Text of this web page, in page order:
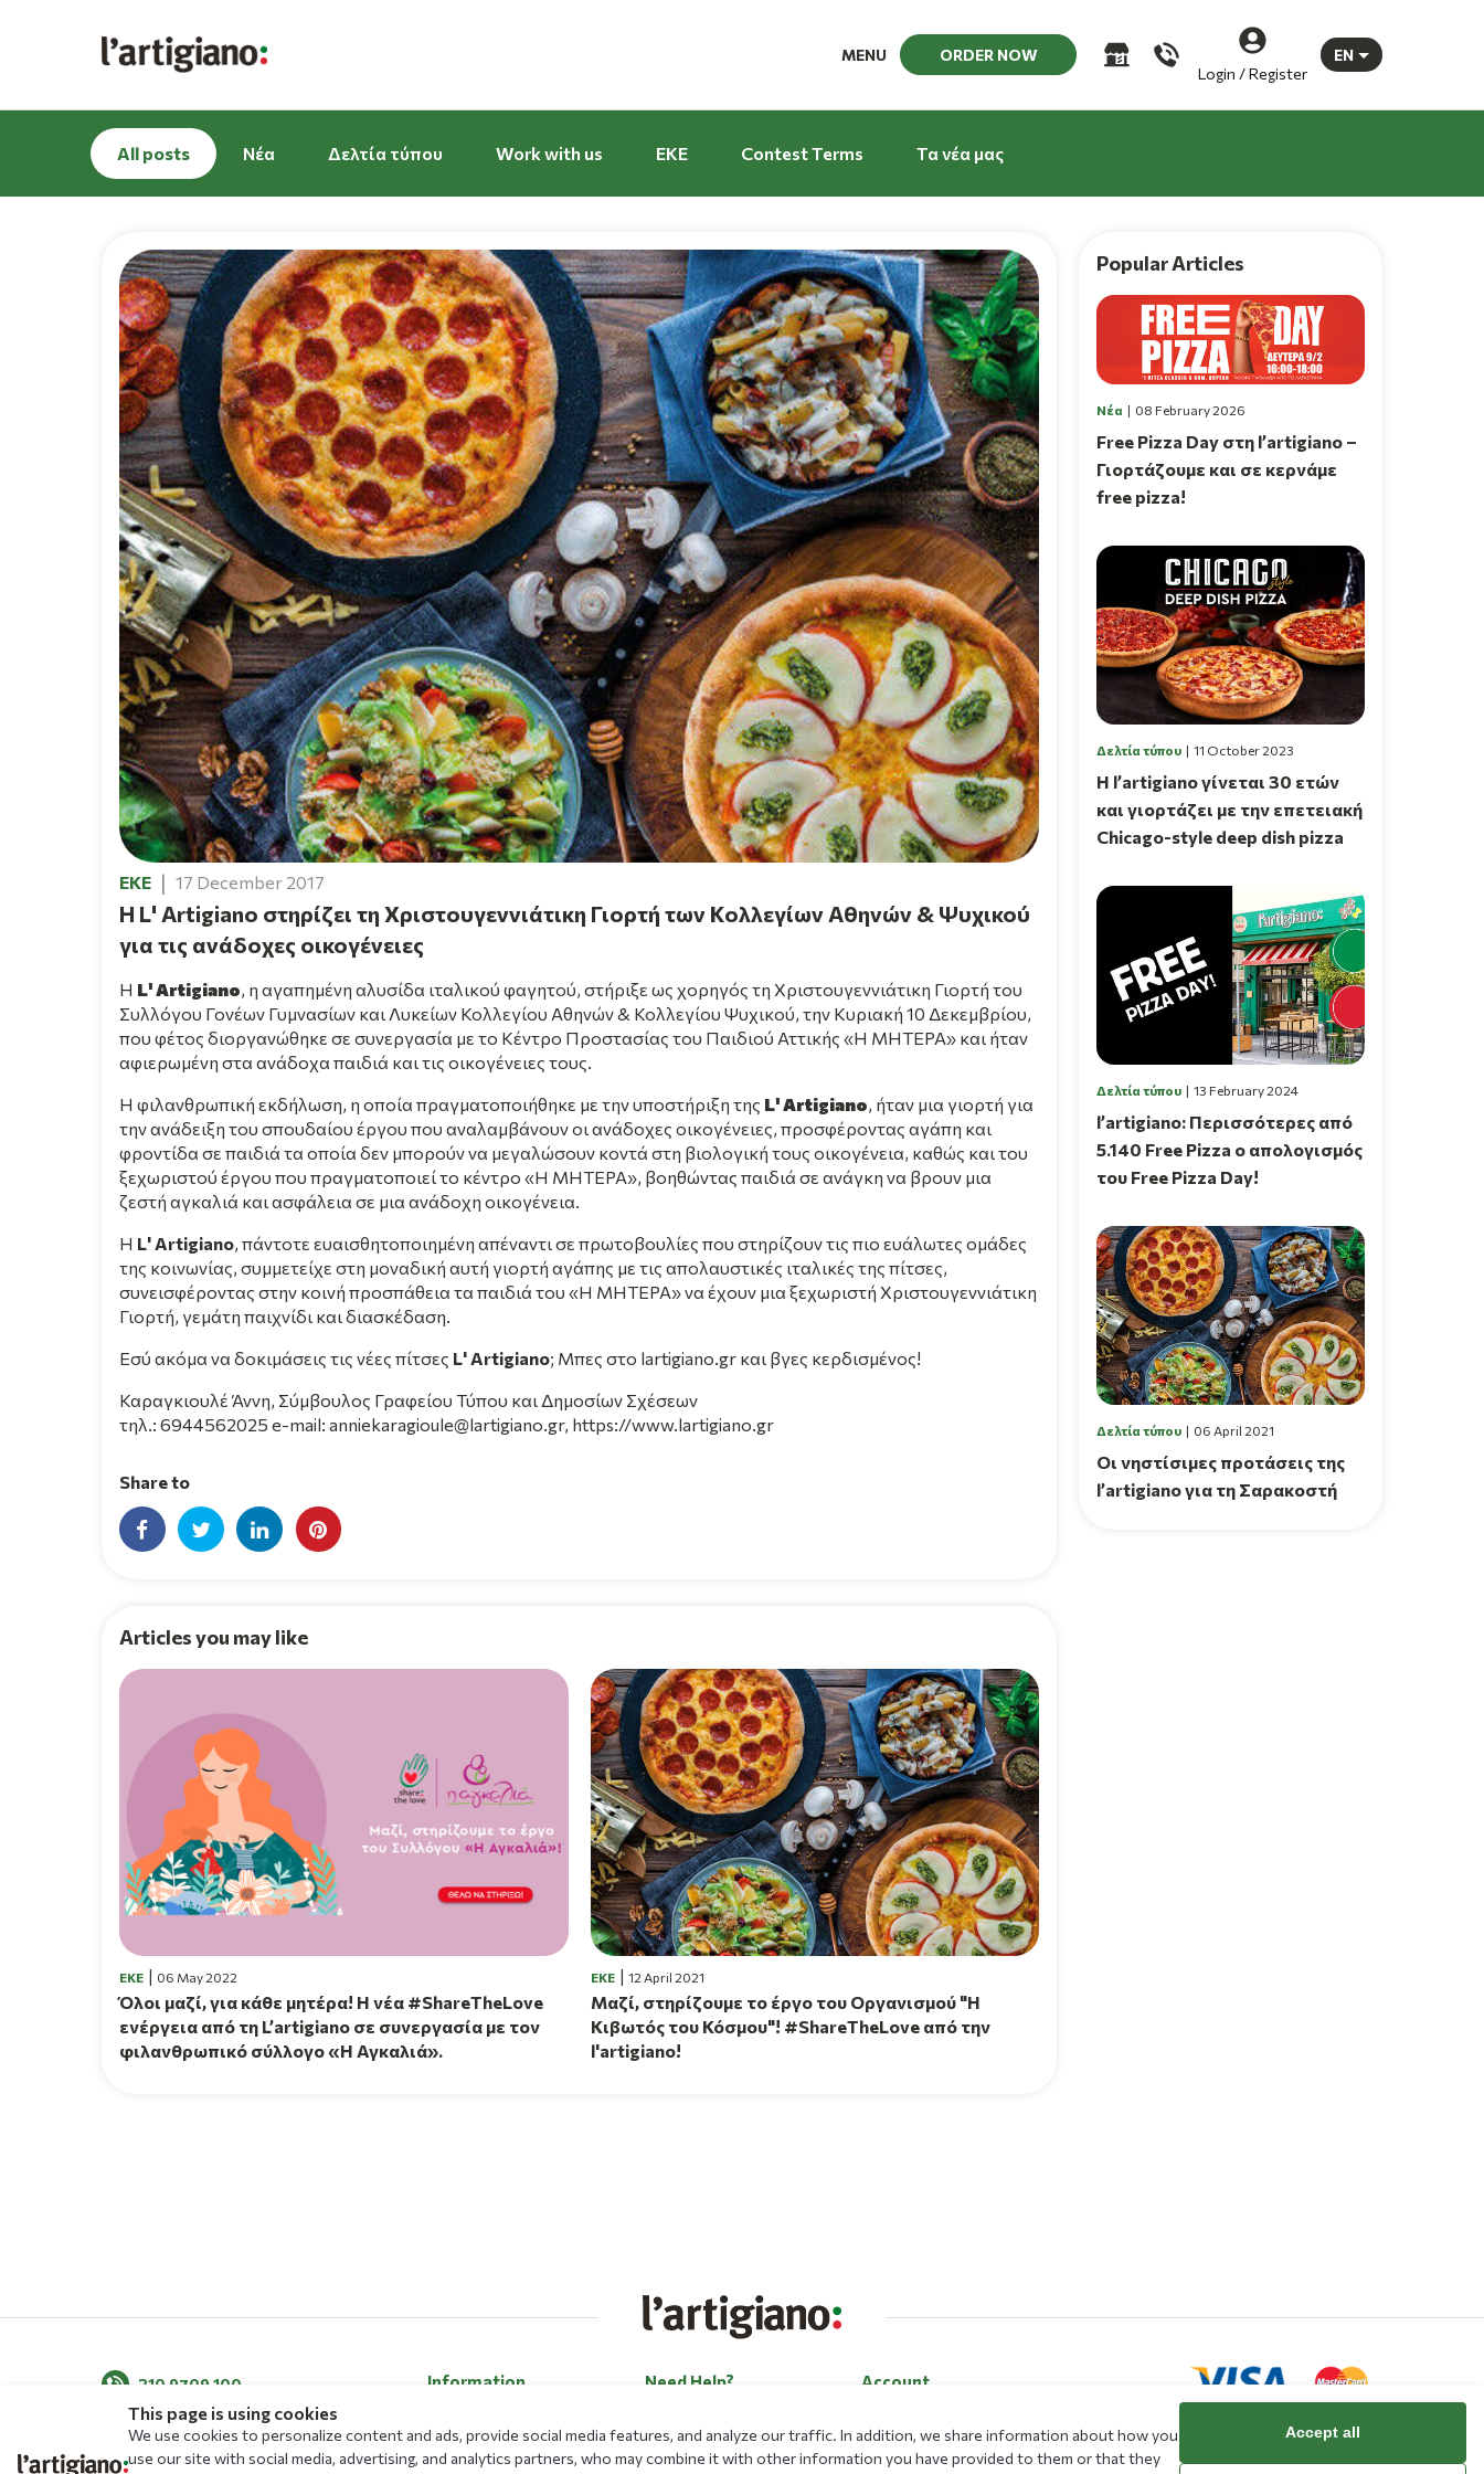
MENU
ORDER NOW
Login / Register
EN
All posts Νέα Δελτία τύπου Work with us EKE Contest Terms Τα νέα μας
EKE 17 December 2017
Η L' Artigiano στηρίζει τη Χριστουγεννιάτικη Γιορτή των Κολλεγίων Αθηνών & Ψυχικού
για τις ανάδοχες οικογένειες
Η L' Artigiano, η αγαπημένη αλυσίδα ιταλικού φαγητού, στήριξε ως χορηγός τη Χριστουγεννιάτικη Γιορτή του
Συλλόγου Γονέων Γυμνασίων και Λυκείων Κολλεγίου Αθηνών & Κολλεγίου Ψυχικού, την Κυριακή 10 Δεκεμβρίου,
που φέτος διοργανώθηκε σε συνεργασία με το Κέντρο Προστασίας του Παιδιού Αττικής «Η ΜΗΤΕΡΑ» και ήταν
αφιερωμένη στα ανάδοχα παιδιά και τις οικογένειες τους.
Η φιλανθρωπική εκδήλωση, η οποία πραγματοποιήθηκε με την υποστήριξη της L' Artigiano, ήταν μια γιορτή για
την ανάδειξη του σπουδαίου έργου που αναλαμβάνουν οι ανάδοχες οικογένειες, προσφέροντας αγάπη και
φροντίδα σε παιδιά τα οποία δεν μπορούν να μεγαλώσουν κοντά στη βιολογική τους οικογένεια, καθώς και του
ξεχωριστού έργου που πραγματοποιεί το κέντρο «Η ΜΗΤΕΡΑ», βοηθώντας παιδιά σε ανάγκη να βρουν μια
ζεστή αγκαλιά και ασφάλεια σε μια ανάδοχη οικογένεια.
Η L' Artigiano, πάντοτε ευαισθητοποιημένη απέναντι σε πρωτοβουλίες που στηρίζουν τις πιο ευάλωτες ομάδες
της κοινωνίας, συμμετείχε στη μοναδική αυτή γιορτή αγάπης με τις απολαυστικές ιταλικές της πίτσες,
συνεισφέροντας στην κοινή προσπάθεια τα παιδιά του «Η ΜΗΤΕΡΑ» να έχουν μια ξεχωριστή Χριστουγεννιάτικη
Γιορτή, γεμάτη παιχνίδι και διασκέδαση.
Εσύ ακόμα να δοκιμάσεις τις νέες πίτσες L' Artigiano; Μπες στο lartigiano.gr και βγες κερδισμένος!
Καραγκιουλέ Άννη, Σύμβουλος Γραφείου Τύπου και Δημοσίων Σχέσεων
τηλ.: 6944562025 e-mail: anniekaragioule@lartigiano.gr, https://www.lartigiano.gr
Share to
Articles you may like
EKE 06 May 2022
Όλοι μαζί, για κάθε μητέρα! H νέα #ShareTheLove
ενέργεια από τη L’artigiano σε συνεργασία με τον
φιλανθρωπικό σύλλογο «Η Αγκαλιά».
EKE 12 April 2021
Μαζί, στηρίζουμε το έργο του Οργανισμού "Η
Κιβωτός του Κόσμου"! #ShareTheLove από την
l'artigiano!
Popular Articles
Νέα 08 February 2026
Free Pizza Day στη l’artigiano –
Γιορτάζουμε και σε κερνάμε
free pizza!
Δελτία τύπου 11 October 2023
Η l’artigiano γίνεται 30 ετών
και γιορτάζει με την επετειακή
Chicago-style deep dish pizza
Δελτία τύπου 13 February 2024
l’artigiano: Περισσότερες από
5.140 Free Pizza ο απολογισμός
του Free Pizza Day!
Δελτία τύπου 06 April 2021
Οι νηστίσιμες προτάσεις της
l’artigiano για τη Σαρακοστή
210 9709 100 Information
News
Need Help?
Career
Account
Register
This page is using cookies
We use cookies to personalize content and ads, provide social media features, and analyze our traffic. In addition, we share information about how you
use our site with social media, advertising, and analytics partners, who may combine it with other information you have provided to them or that they
Accept all